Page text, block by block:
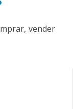
vender